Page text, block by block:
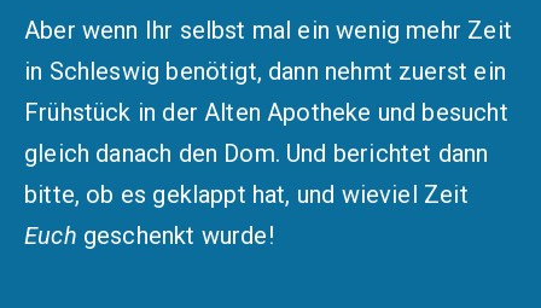
Aber wenn Ihr selbst mal ein wenig mehr Zeit
in Schleswig benötigt, dann nehmt zuerst ein
Frühstück in der Alten Apotheke und besucht
gleich danach den Dom. Und berichtet dann
bitte, ob es geklappt hat, und wieviel Zeit
Euch geschenkt wurde!